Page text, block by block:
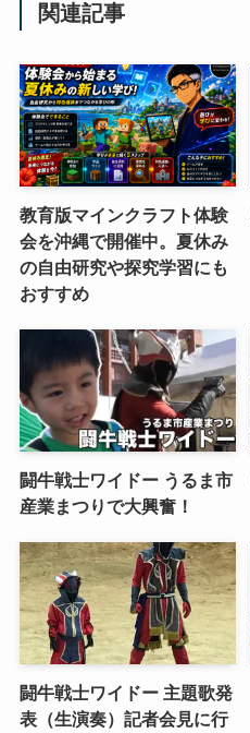
関連記事
教育版マインクラフト体験
会を沖縄で開催中。夏休み
の自由研究や探究学習にも
おすすめ
闘牛戦士ワイドー うるま市
産業まつりで大興奮！
闘牛戦士ワイドー 主題歌発
表（生演奏）記者会見に行